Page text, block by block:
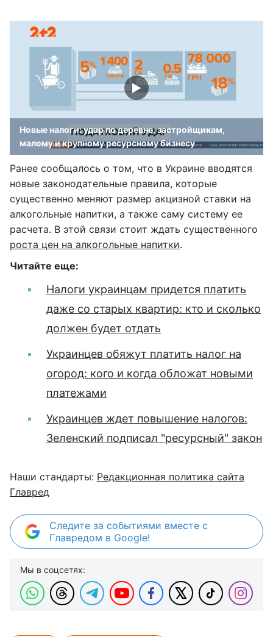
Новые налоги: удар по деревне, застройщикам,
малому и крупному ресурсному бизнесу
Ранее сообщалось о том, что в Украине вводятся
новые законодательные правила, которые
существенно меняют размер акцизной ставки на
алкогольные напитки, а также саму систему ее
расчета. В этой связи стоит ждать существенного
роста цен на алкогольные напитки.
Читайте еще:
Налоги украинцам придется платить
даже со старых квартир: кто и сколько
должен будет отдать
Украинцев обяжут платить налог на
огород: кого и когда обложат новыми
платежами
Украинцев ждет повышение налогов:
Зеленский подписал "ресурсный" закон
Наши стандарты: Редакционная политика сайта
Главред
Следите за событиями вместе с
Главредом в Google!
Мы в соцсетях: